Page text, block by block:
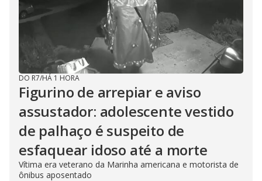
DO R7/HÁ 1 HORA
Figurino de arrepiar e aviso
assustador: adolescente vestido
de palhaço é suspeito de
esfaquear idoso até a morte
Vítima era veterano da Marinha americana e motorista de
ônibus aposentado